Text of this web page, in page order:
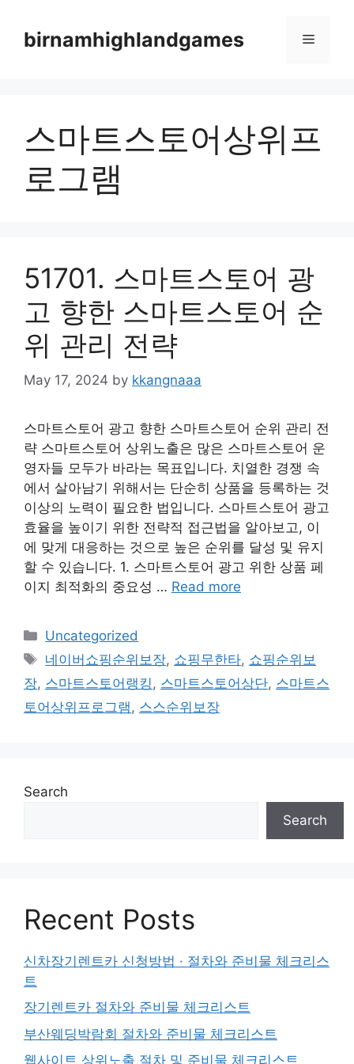
contentbirnamhighlandgames Menu
스마트스토어상위프
로그램
51701. 스마트스토어 광
고 향한 스마트스토어 순
위 관리 전략
May 17, 2024 by kkangnaaa
스마트스토어 광고 향한 스마트스토어 순위 관리 전
략 스마트스토어 상위노출은 많은 스마트스토어 운
영자들 모두가 바라는 목표입니다. 치열한 경쟁 속
에서 살아남기 위해서는 단순히 상품을 등록하는 것
이상의 노력이 필요한 법입니다. 스마트스토어 광고
효율을 높이기 위한 전략적 접근법을 알아보고, 이
에 맞게 대응하는 것으로 높은 순위를 달성 및 유지
할 수 있습니다. 1. 스마트스토어 광고 위한 상품 페
이지 최적화의 중요성 … Read more
Categories
Uncategorized
Tags
네이버쇼핑순위보장, 쇼핑무한타, 쇼핑순위보
장, 스마트스토어랭킹 , 스마트스토어상단, 스마트스
토어상위프로그램 , 스스순위보장
Search
Search
Recent Posts
신차장기렌트카 신청방법 · 절차와 준비물 체크리스
트
장기렌트카 절차와 준비물 체크리스트
부산웨딩박람회 절차와 준비물 체크리스트
웹사이트 상위노출 절차 및 준비물 체크리스트